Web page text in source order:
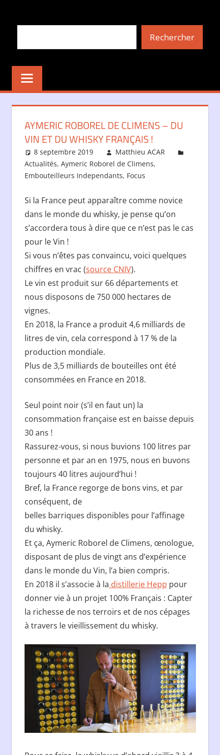
RechercherRechercher
AYMERIC ROBOREL DE CLIMENS – DU
VIN ET DU WHISKY FRANÇAIS !
8 septembre 2019
Matthieu ACAR
Actualités, Aymeric Roborel de Climens,
Embouteilleurs Independants, Focus
Si la France peut apparaître comme novice
dans le monde du whisky, je pense qu’on
s’accordera tous à dire que ce n’est pas le cas
pour le Vin !
Si vous n’êtes pas convaincu, voici quelques
chiffres en vrac (source CNIV).
Le vin est produit sur 66 départements et
nous disposons de 750 000 hectares de
vignes.
En 2018, la France a produit 4,6 milliards de
litres de vin, cela correspond à 17 % de la
production mondiale.
Plus de 3,5 milliards de bouteilles ont été
consommées en France en 2018.
Seul point noir (s’il en faut un) la
consommation française est en baisse depuis
30 ans !
Rassurez-vous, si nous buvions 100 litres par
personne et par an en 1975, nous en buvons
toujours 40 litres aujourd’hui !
Bref, la France regorge de bons vins, et par
conséquent, de
belles barriques disponibles pour l’affinage
du whisky.
Et ça, Aymeric Roborel de Climens, œnologue,
disposant de plus de vingt ans d’expérience
dans le monde du Vin, l’a bien compris.
En 2018 il s’associe à la distillerie Hepp pour
donner vie à un projet 100% Français : Capter
la richesse de nos terroirs et de nos cépages
à travers le vieillissement du whisky.